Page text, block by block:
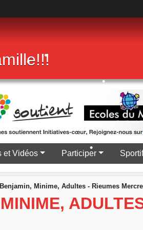
et Vidéos Participer
Minime, Adultes - Rieumes
•
•
•